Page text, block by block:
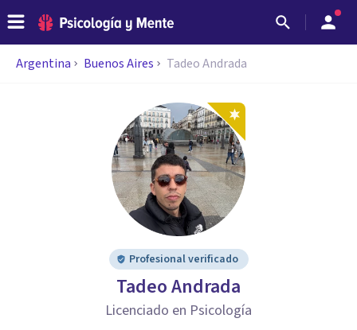
Argentina Buenos Aires Tadeo Andrada
Profesional verificado
Tadeo Andrada
Licenciado en Psicología